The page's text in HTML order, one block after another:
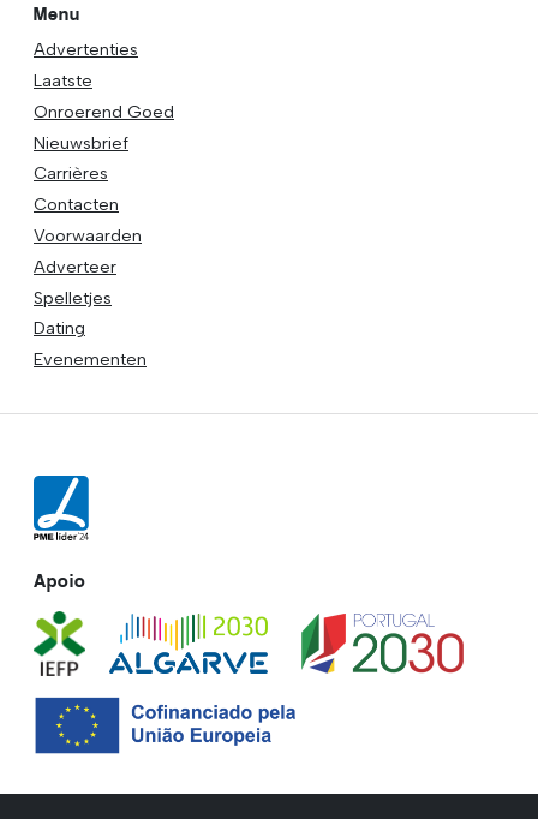
Menu
Advertenties
Laatste
Onroerend Goed
Nieuwsbrief
Carrières
Contacten
Voorwaarden
Adverteer
Spelletjes
Dating
Evenementen
Apoio